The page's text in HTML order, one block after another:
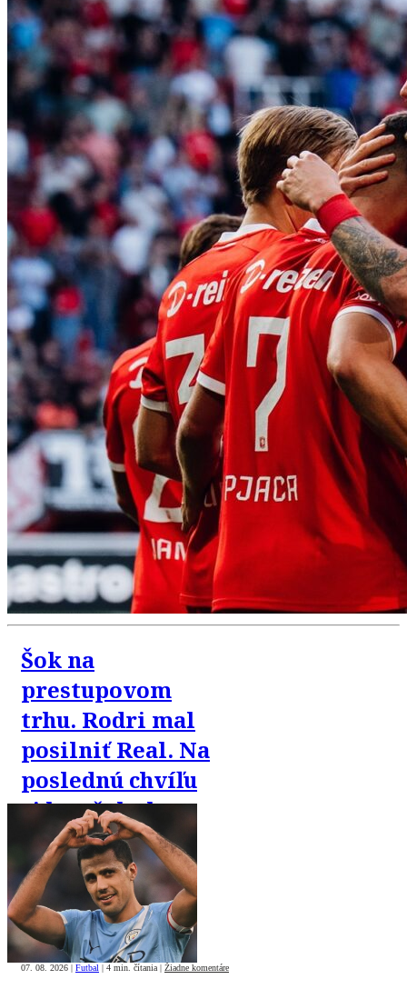
Šok na
prestupovom
trhu. Rodri mal
posilniť Real. Na
poslednú chvíľu
si ho však chce
„ukradnúť“
Barca
07. 08. 2026 | Futbal | 4 min. čítania | Žiadne komentáre